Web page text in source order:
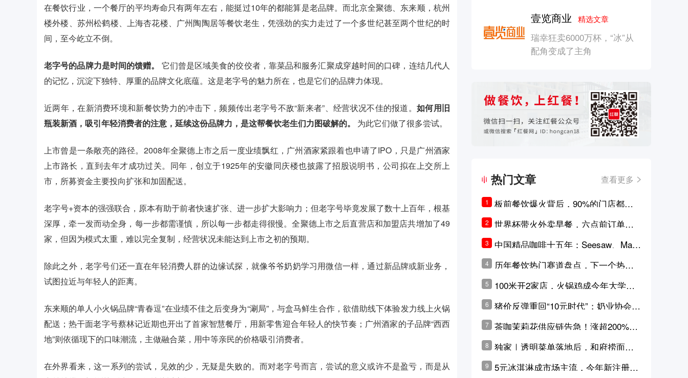
在餐饮行业，一个餐厅的平均寿命只有两年左右，能挺过10年的都能算是老品牌。而北京全聚德、东来顺，杭州
楼外楼、苏州松鹤楼、上海杏花楼、广州陶陶居等餐饮老生，凭强劲的实力走过了一个多世纪甚至两个世纪的时
间，至今屹立不倒。
老字号的品牌力是时间的馈赠。 它们曾是区域美食的佼佼者，靠菜品和服务汇聚成穿越时间的口碑，连结几代人
的记忆，沉淀下独特、厚重的品牌文化底蕴。这是老字号的魅力所在，也是它们的品牌力体现。
近两年，在新消费环境和新餐饮势力的冲击下，频频传出老字号不敌“新来者”、经营状况不佳的报道。如何用旧
瓶装新酒，吸引年轻消费者的注意，延续这份品牌力，是这帮餐饮老生们力图破解的。 为此它们做了很多尝试。
上市曾是一条敞亮的路径。2008年全聚德上市之后一度业绩飘红，广州酒家紧跟着也申请了IPO，只是广州酒家
上市路长，直到去年才成功过关。同年，创立于1925年的安徽同庆楼也披露了招股说明书，公司拟在上交所上
市，所募资金主要投向扩张和加固配送。
老字号+资本的强强联合，原本有助于前者快速扩张、进一步扩大影响力；但老字号毕竟发展了数十上百年，根基
深厚，牵一发而动全身，每一步都需谨慎，所以每一步都走得很慢。全聚德上市之后直营店和加盟店共增加了49
家，但因为模式太重，难以完全复制，经营状况未能达到上市之初的预期。
除此之外，老字号们还一直在年轻消费人群的边缘试探，就像爷爷奶奶学习用微信一样，通过新品牌或新业务，
试图拉近与年轻人的距离。
东来顺的单人小火锅品牌“青春逗”在业绩不佳之后变身为“涮局”，与盒马鲜生合作，欲借助线下体验发力线上火锅
配送；热干面老字号蔡林记近期也开出了首家智慧餐厅，用新零售迎合年轻人的快节奏；广州酒家的子品牌“西西
地”则依循现下的口味潮流，主做融合菜，用中等亲民的价格吸引消费者。
在外界看来，这一系列的尝试，见效的少，无疑是失败的。而对老字号而言，尝试的意义或许不是盈亏，而是从
壹览商业精选文章
瑞幸狂卖6000万杯，“冰”从
配角变成了主角
热门文章 查看更多
1
板前餐饮爆火背后，90%的门店都只
是徒有其表的刻意作秀？
2
世界杯带火外卖早餐，六点前订单大
3
中国精品咖啡十五年：Seesaw、Man
ner、M Stand为何结出了不同的果
实？
4
历年餐饮热门赛道盘点，下一个热门
5
100米开2家店，火锅鸡成今年大学城
6
猪价反弹重回“10元时代”；奶业协会称
原奶价格现回暖迹象
7
茶咖茉莉花供应链告急！涨超200%，
横州花价冲破50元一斤
8
独家｜透明菜单落地后，和府捞面李
学林公布未来10年计划
9
5元冰淇淋成市场主流，今年新注册相